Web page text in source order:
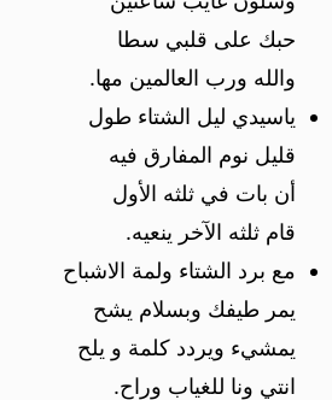
حبك على قلبي سطا
والله ورب العالمين مها.
ياسيدي ليل الشتاء طول
قليل نوم المفارق فيه
أن بات في ثلثه الأول
قام ثلثه الآخر ينعيه.
مع برد الشتاء ولمة الاشباح
يمر طيفك وبسلام يشح
يمشيء ويردد كلمة و يلح
انتي ونا للغياب وراح.